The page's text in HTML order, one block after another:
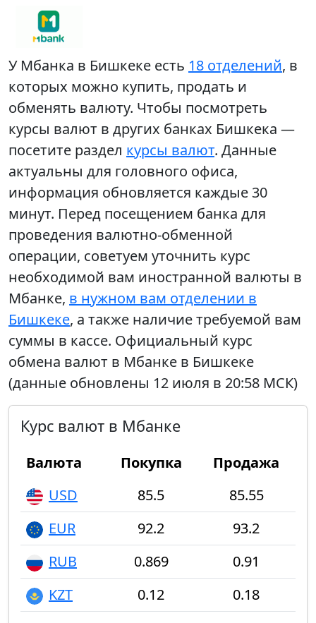
У Мбанка в Бишкеке есть 18 отделений, в
которых можно купить, продать и
обменять валюту. Чтобы посмотреть
курсы валют в других банках Бишкека —
посетите раздел курсы валют. Данные
актуальны для головного офиса,
информация обновляется каждые 30
минут. Перед посещением банка для
проведения валютно-обменной
операции, советуем уточнить курс
необходимой вам иностранной валюты в
Мбанке, в нужном вам отделении в
Бишкеке, а также наличие требуемой вам
суммы в кассе. Официальный курс
обмена валют в Мбанке в Бишкеке
(данные обновлены 12 июля в 20:58 МСК)
Курс валют в Мбанке
Валюта Покупка
Продажа
USD
85.5
85.55
EUR
92.2
93.2
RUB
0.869
0.91
KZT
0.12 0.18